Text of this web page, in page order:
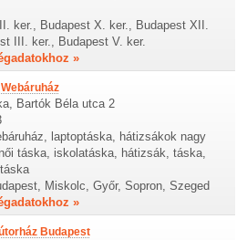
ker., Budapest X. ker., Budapest XII.
III. ker., Budapest V. ker.
»
Bartók Béla utca 2
laptoptáska, hátizsákok nagy
táska, iskolatáska, hátizsák, táska,
Miskolc, Győr, Sopron, Szeged
»
Budapest